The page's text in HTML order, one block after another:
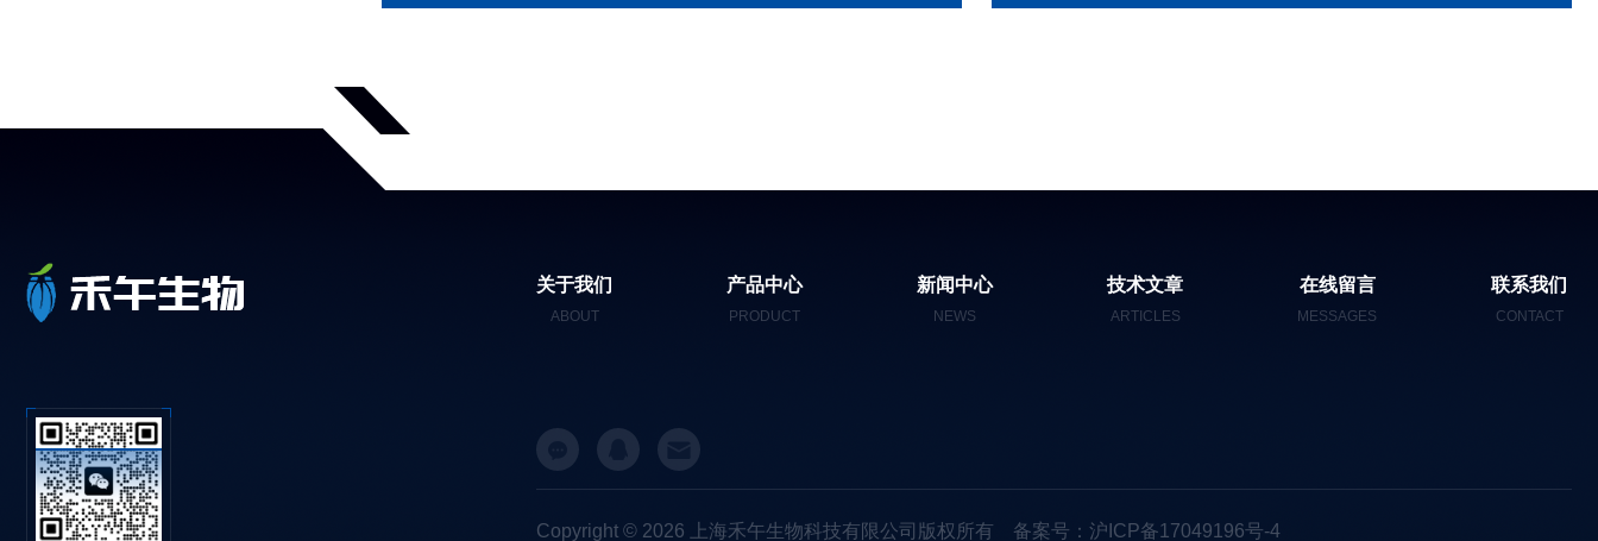
关于我们
ABOUT
产品中心
PRODUCT
新闻中心
NEWS
技术文章
ARTICLES
在线留言
MESSAGES
联系我们
CONTACT
Copyright © 2026 上海禾午生物科技有限公司版权所有 备案号：沪ICP备17049196号-4